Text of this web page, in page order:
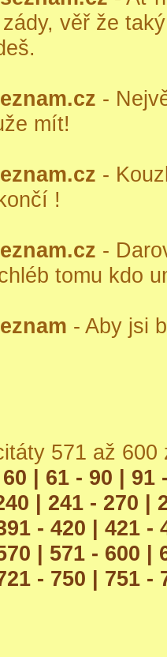
věř že
-
mít!
-
!
-
tomu kdo
- Aby jsi
571 až 600
| 61 - 90 | 91
| 241 - 270 |
- 420 | 421 -
| 571 - 600 |
- 750 | 751 -